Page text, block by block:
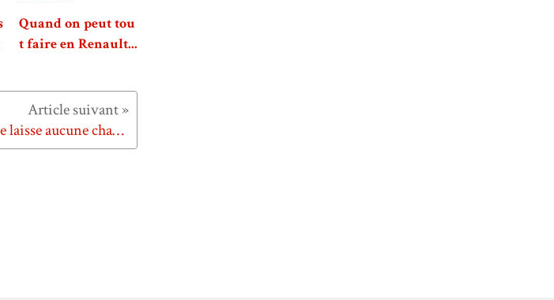
Quand on peut tou
t faire en Renault...
Quand Durex ne laisse aucune chance au concombre tueur...